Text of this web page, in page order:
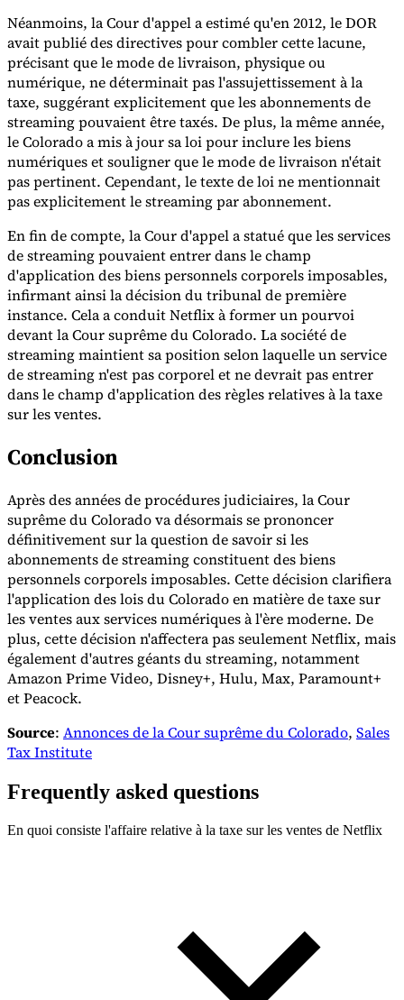
Néanmoins, la Cour d'appel a estimé qu'en 2012, le DOR
avait publié des directives pour combler cette lacune,
précisant que le mode de livraison, physique ou
numérique, ne déterminait pas l'assujettissement à la
taxe, suggérant explicitement que les abonnements de
streaming pouvaient être taxés. De plus, la même année,
le Colorado a mis à jour sa loi pour inclure les biens
numériques et souligner que le mode de livraison n'était
pas pertinent. Cependant, le texte de loi ne mentionnait
pas explicitement le streaming par abonnement.
En fin de compte, la Cour d'appel a statué que les services
de streaming pouvaient entrer dans le champ
d'application des biens personnels corporels imposables,
infirmant ainsi la décision du tribunal de première
instance. Cela a conduit Netflix à former un pourvoi
devant la Cour suprême du Colorado. La société de
streaming maintient sa position selon laquelle un service
de streaming n'est pas corporel et ne devrait pas entrer
dans le champ d'application des règles relatives à la taxe
sur les ventes.
Conclusion
Après des années de procédures judiciaires, la Cour
suprême du Colorado va désormais se prononcer
définitivement sur la question de savoir si les
abonnements de streaming constituent des biens
personnels corporels imposables. Cette décision clarifiera
l'application des lois du Colorado en matière de taxe sur
les ventes aux services numériques à l'ère moderne. De
plus, cette décision n'affectera pas seulement Netflix, mais
également d'autres géants du streaming, notamment
Amazon Prime Video, Disney+, Hulu, Max, Paramount+
et Peacock.
Source: Annonces de la Cour suprême du Colorado, Sales
Tax Institute
Frequently asked questions
En quoi consiste l'affaire relative à la taxe sur les ventes de Netflix